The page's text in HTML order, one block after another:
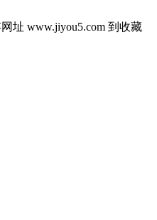
址 www.jiyou5.com 到收藏